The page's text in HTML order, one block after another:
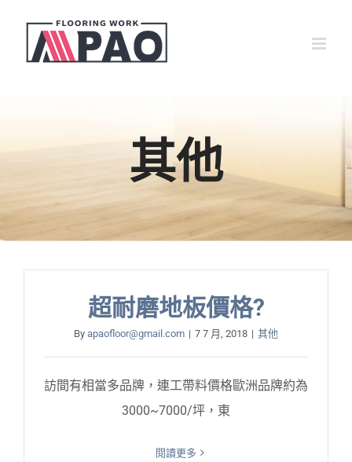
content
其他
超耐磨地板價格?
By apaofloor@gmail.com | 7 7 月, 2018 | 其他
訪間有相當多品牌，連工帶料價格歐洲品牌約為
3000~7000/坪，東
閱讀更多